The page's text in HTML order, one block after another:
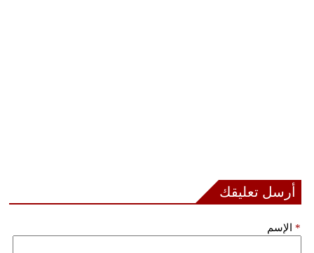
أرسل تعليقك
الإسم *